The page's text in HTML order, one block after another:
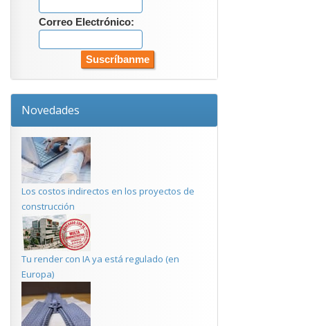
Correo Electrónico:
Novedades
Los costos indirectos en los proyectos de
construcción
Tu render con IA ya está regulado (en
Europa)